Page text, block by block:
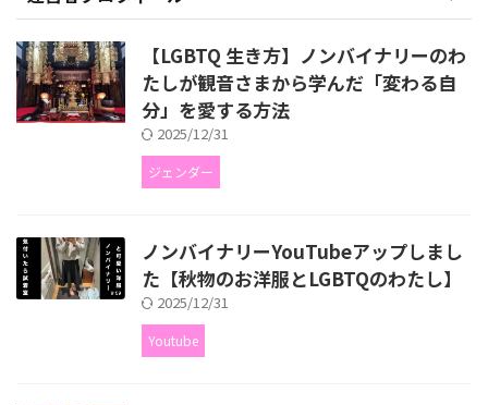
【LGBTQ 生き方】ノンバイナリーのわ
たしが観音さまから学んだ「変わる自
分」を愛する方法
2025/12/31
ジェンダー
ノンバイナリーYouTubeアップしまし
た【秋物のお洋服とLGBTQのわたし】
2025/12/31
Youtube